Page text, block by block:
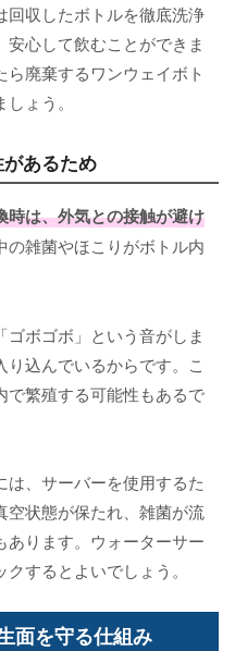
回収したボトルを徹底洗浄
安心して飲むことができま
廃棄するワンウェイボト
ょう。
あるため
時は、外気との接触が避け
の雑菌やほこりがボトル内
ボゴボ」という音がしま
込んでいるからです。こ
で繁殖する可能性もあるで
、サーバーを使用するた
空状態が保たれ、雑菌が流
あります。ウォーターサー
するとよいでしょう。
面を守る仕組み